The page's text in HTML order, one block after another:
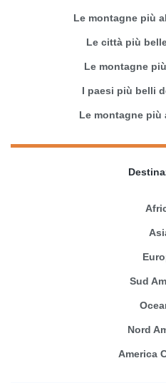
Le montagne più
Le città più
Le montagne
I paesi più belli
Le montagne più
Sud
Nord
America